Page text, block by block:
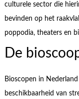
culturele sector die
bevinden op het
poppodia, theaters en
De
Bioscopen in
beschikbaarheid van